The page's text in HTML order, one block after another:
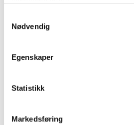
Nødvendig
Egenskaper
Statistikk
Markedsføring
Reservedeler